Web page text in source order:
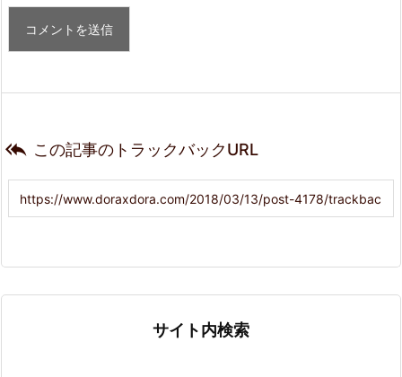
 この記事のトラックバックURL
サイト内検索